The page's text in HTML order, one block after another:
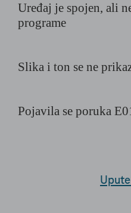
Uređaj je spojen, ali
programe
Slika i ton se ne
Pojavila se poruka